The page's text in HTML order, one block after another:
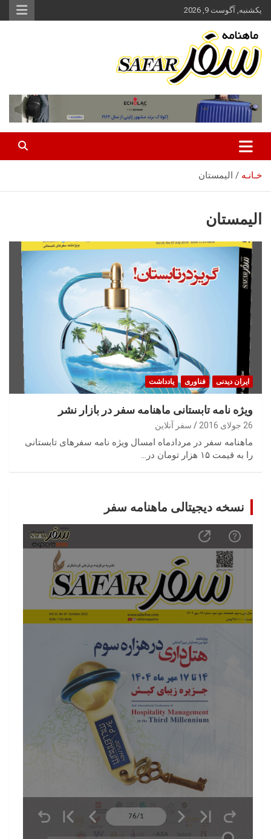
محتوا
بروید
یکشنبه, آگوست 9, 2026
سفر آنلاین
خـانـه الیمستان
الیمستان
ایران‌ دیدنی فناوری یادداشت
ویژه نامه تابستانی ماهنامه سفر در بازار نشر
26 جولای 2016 سفر آنلاین
ماهنامه سفر در مردادماه امسال ویژه نامه سفرهای تابستانی
را به قیمت ۱۵ هزار تومان در…
نسخه دیجیتالی ماهنامه سفر